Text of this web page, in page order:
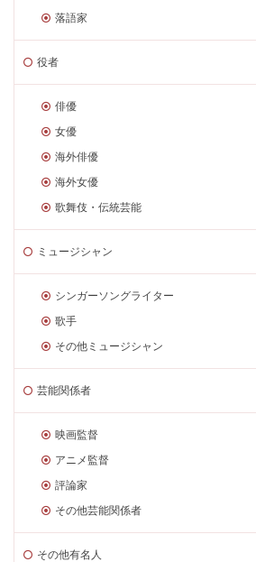
落語家
役者
俳優
女優
海外俳優
海外女優
歌舞伎・伝統芸能
ミュージシャン
シンガーソングライター
歌手
その他ミュージシャン
芸能関係者
映画監督
アニメ監督
評論家
その他芸能関係者
その他有名人